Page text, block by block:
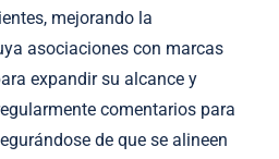
mejorando la
asociaciones con marcas
expandir su alcance y
comentarios para
de que se alineen